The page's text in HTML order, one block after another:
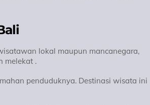
lokal maupun mancanegara,
melekat .
penduduknya. Destinasi wisata ini